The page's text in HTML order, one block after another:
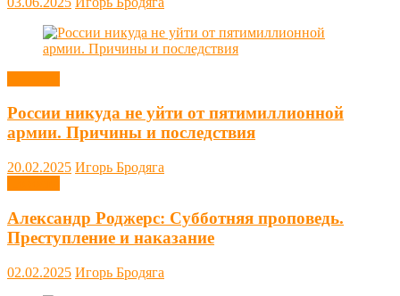
России никуда не уйти от пятимиллионной
армии. Причины и последствия
20.02.2025 Игорь Бродяга
Александр Роджерс: Субботняя проповедь.
Преступление и наказание
02.02.2025 Игорь Бродяга